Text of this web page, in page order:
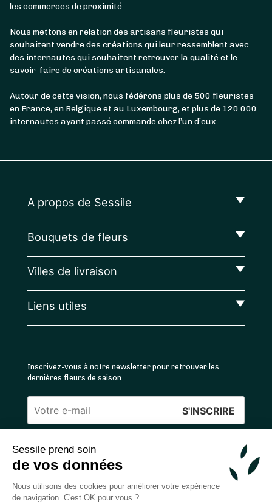
Sessile prend soin
de vos données
Nous utilisons des cookies pour améliorer votre expérience
de navigation. C'est OK pour vous ?
les commerces de proximité.
Nous mettons en relation des artisans fleuristes qui
souhaitent vendre des créations qui leur ressemblent avec
des internautes qui souhaitent retrouver la qualité et le
savoir-faire de créations artisanales.
Autour de cette vision, nous fédérons plus de 500 fleuristes
en France, en Belgique et au Luxembourg, et plus de 120 000
internautes ayant passé commande chez l’un d’eux.
A propos de Sessile
Bouquets de fleurs
Villes de livraison
Liens utiles
Inscrivez-vous à notre newsletter pour retrouver les
dernières fleurs de saison
Veuillez
ce
champ
4.4 /5 ⭐ | 120 000+ bouquets livrés |
Achats 100% sécurisés